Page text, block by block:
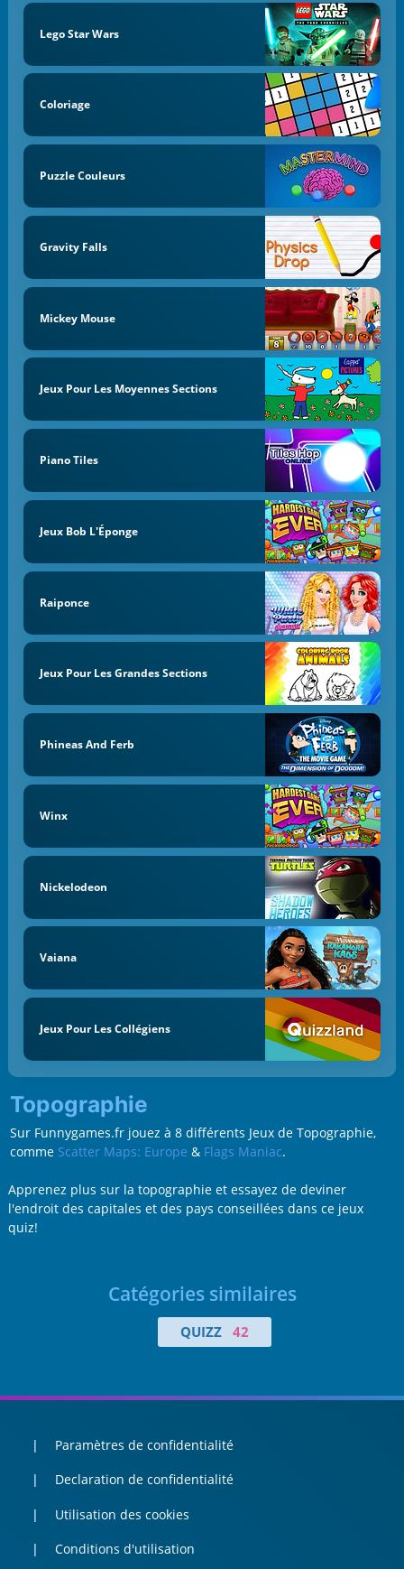
Lego Star Wars
Coloriage
Puzzle Couleurs
Gravity Falls
Mickey Mouse
Jeux Pour Les Moyennes Sections
Piano Tiles
Jeux Bob L'Éponge
Raiponce
Jeux Pour Les Grandes Sections
Phineas And Ferb
Winx
Nickelodeon
Vaiana
Jeux Pour Les Collégiens
Topographie
Sur Funnygames.fr jouez à 8 différents Jeux de Topographie,
comme Scatter Maps: Europe & Flags Maniac.
Apprenez plus sur la topographie et essayez de deviner
l'endroit des capitales et des pays conseillées dans ce jeux
quiz!
Catégories similaires
QUIZZ 42
Paramètres de confidentialité
Declaration de confidentialité
Utilisation des cookies
Conditions d'utilisation